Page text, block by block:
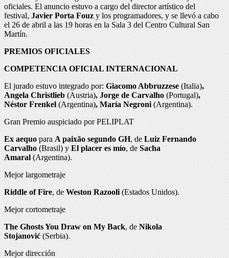
oficiales. El anuncio estuvo a cargo del director artístico del
festival, Javier Porta Fouz y los programadores, y se llevó a cabo
el 26 de abril a las 19 horas en la Sala 3 del Centro Cultural San
Martín.
PREMIOS OFICIALES
COMPETENCIA OFICIAL INTERNACIONAL
El jurado estuvo integrado por: Giacomo Abbruzzese (Italia),
Angela Christlieb (Austria), Jorge de Carvalho (Portugal),
Néstor Frenkel (Argentina), María Negroni (Argentina).
Gran Premio auspiciado por PELIPLAT
Ex aequo para A paixão segundo GH, de Luiz Fernando
Carvalho (Brasil) y El placer es mío, de Sacha
Amaral (Argentina).
Mejor largometraje
Riddle of Fire, de Weston Razooli (Estados Unidos).
Mejor cortometraje
The Ghosts You Draw on My Back, de Nikola
Stojanović (Serbia).
Mejor dirección